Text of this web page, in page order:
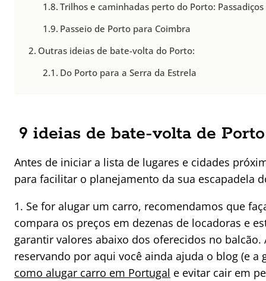
Trilhos e caminhadas perto do Porto:
Passeio de Porto para Coimbra
Outras ideias de bate-volta do Porto:
Do Porto para a Serra da Estrela
9 ideias de bate-volta de
Antes de iniciar a lista de lugares e cidades
para facilitar o planejamento da sua escapadela
1. Se for alugar um carro, recomendamos que
compara os preços em dezenas de locadoras e
garantir valores abaixo dos oferecidos no
reservando por aqui você ainda ajuda o blog (e
como alugar carro em Portugal e evitar cair em